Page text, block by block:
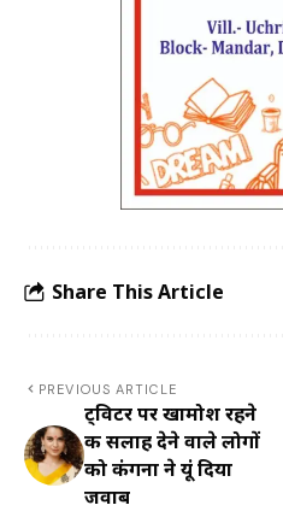
Share This Article
PREVIOUS ARTICLE
ट्विटर पर खामोश रहने
की सलाह देने वाले लोगों
को कंगना ने यूं दिया
जवाब